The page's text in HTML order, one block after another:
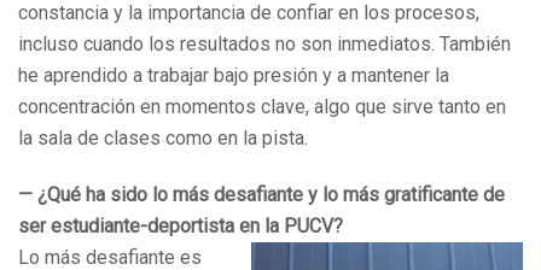
constancia y la importancia de confiar en los procesos,
incluso cuando los resultados no son inmediatos. También
he aprendido a trabajar bajo presión y a mantener la
concentración en momentos clave, algo que sirve tanto en
la sala de clases como en la pista.
— ¿Qué ha sido lo más desafiante y lo más gratificante de
ser estudiante-deportista en la PUCV?
Lo más desafiante es